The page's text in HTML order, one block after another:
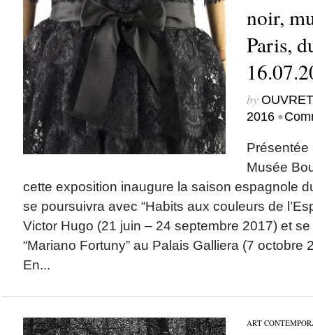
noir,
Paris,
by
2016 •
Présentée
Musée
cette exposition inaugure la saison espagnole
se poursuivra avec “Habits aux couleurs de
Victor Hugo (21 juin – 24 septembre 2017) et
“Mariano Fortuny” au Palais Galliera (7 octobre
En...
ART